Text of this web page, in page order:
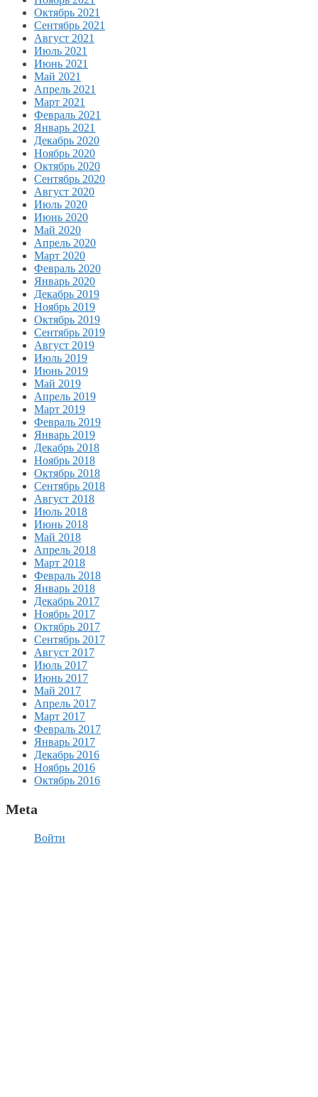
Октябрь 2021
Сентябрь 2021
Август 2021
Июль 2021
Июнь 2021
Май 2021
Апрель 2021
Март 2021
Февраль 2021
Январь 2021
Декабрь 2020
Ноябрь 2020
Октябрь 2020
Сентябрь 2020
Август 2020
Июль 2020
Июнь 2020
Май 2020
Апрель 2020
Март 2020
Февраль 2020
Январь 2020
Декабрь 2019
Ноябрь 2019
Октябрь 2019
Сентябрь 2019
Август 2019
Июль 2019
Июнь 2019
Май 2019
Апрель 2019
Март 2019
Февраль 2019
Январь 2019
Декабрь 2018
Ноябрь 2018
Октябрь 2018
Сентябрь 2018
Август 2018
Июль 2018
Июнь 2018
Май 2018
Апрель 2018
Март 2018
Февраль 2018
Январь 2018
Декабрь 2017
Ноябрь 2017
Октябрь 2017
Сентябрь 2017
Август 2017
Июль 2017
Июнь 2017
Май 2017
Апрель 2017
Март 2017
Февраль 2017
Январь 2017
Декабрь 2016
Ноябрь 2016
Октябрь 2016
Meta
Войти